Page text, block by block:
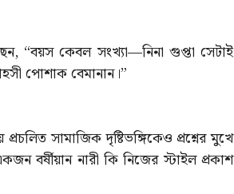
“বয়স কেবল সংখ্যা—নিনা গুপ্তা সেটাই
পোশাক বেমানান।”
সামাজিক দৃষ্টিভঙ্গিকেও প্রশ্নের মুখে
বর্ষীয়ান নারী কি নিজের স্টাইল প্রকাশ